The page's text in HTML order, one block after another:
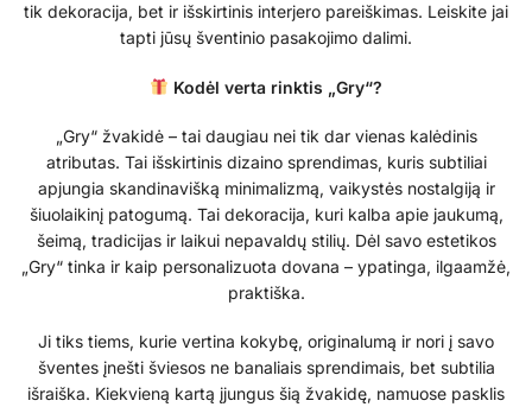
tik dekoracija, bet ir išskirtinis interjero pareiškimas. Leiskite jai
tapti jūsų šventinio pasakojimo dalimi.
Kodėl verta rinktis „Gry“?
„Gry“ žvakidė – tai daugiau nei tik dar vienas kalėdinis
atributas. Tai išskirtinis dizaino sprendimas, kuris subtiliai
apjungia skandinavišką minimalizmą, vaikystės nostalgiją ir
šiuolaikinį patogumą. Tai dekoracija, kuri kalba apie jaukumą,
šeimą, tradicijas ir laikui nepavaldų stilių. Dėl savo estetikos
„Gry“ tinka ir kaip personalizuota dovana – ypatinga, ilgaamžė,
praktiška.
Ji tiks tiems, kurie vertina kokybę, originalumą ir nori į savo
šventes įnešti šviesos ne banaliais sprendimais, bet subtilia
išraiška. Kiekvieną kartą įjungus šią žvakidę, namuose pasklis